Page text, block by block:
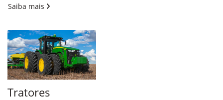
Saiba mais
Tratores